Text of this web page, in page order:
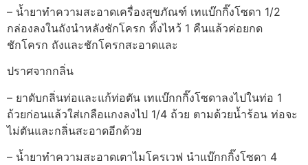
– น้ำยาทำความสะอาดเครื่องสุขภัณฑ์ เทแบ๊กกิ๊งโซดา 1/2
กล่องลงในถังนำหลังชักโครก ทิ้งไหว้ 1 คืนแล้วค่อยกด
ชักโครก ถังและชักโครกสะอาดและ
ปราศจากกลิ่น
– ยาดับกลิ่นท่อและแก้ท่อตัน เทแบ๊กกกิ๊งโซดาลงไปในท่อ 1
ถ้วยก่อนแล้วใส่เกลือแกงลงไป 1/4 ถ้วย ตามด้วยน้ำร้อน ท่อจะ
ไม่ตันและกลิ่นสะอาดอีกด้วย
– น้ำยาทำความสะอาดเตาไมโครเวฟ นำแบ๊กกกิ๊งโซดา 4